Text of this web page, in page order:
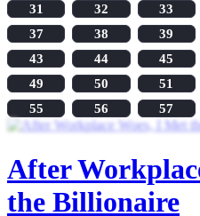
31
32 33
37
38 39
43
44 45
49
50 51
55
56 57